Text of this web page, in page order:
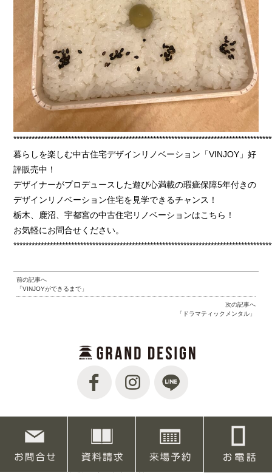
暮らしを楽しむ中古住宅デザインリノベーション「VINJOY」好
評販売中！
デザイナーがプロデュースした遊び心満載の瑕疵保障5年付きの
デザインリノベーション住宅を見学できるチャンス！
栃木、鹿沼、宇都宮の中古住宅リノベーションはこちら！
お気軽にお問合せください。
前の記事へ
「VINJOYができるまで」
次の記事へ
「ドラマティックメンタル」
【本店】〒320-0851 栃木県宇都宮市鶴田町2039-4
TEL.028-647-0055 FAX.028-647-0051
宅地建物取引業免許番号 栃木県知事（1）第5242号